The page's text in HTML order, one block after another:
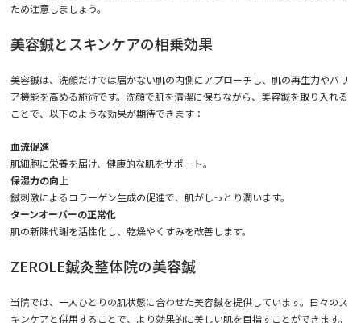
ため注意しましょう。
美容鍼とスキンケアの相乗効果
美容鍼は、洗顔だけでは届かない肌の内側にアプローチし、肌の再生力やバリ
ア機能を高める施術です。洗顔で肌を清潔に保ちながら、美容鍼を取り入れる
ことで、以下のような効果が期待できます：
血流促進
肌細胞に栄養を届け、健康的な肌をサポート。
保湿力の向上
鍼刺激によるコラーゲン生成の促進で、肌がしっとり潤います。
ターンオーバーの正常化
肌の新陳代謝を活性化し、乾燥やくすみを改善します。
ZEROLE鍼灸整体院の美容鍼
当院では、一人ひとりの肌状態に合わせた美容鍼を提供しています。日々のス
キンケアと併用することで、より効果的に美しい肌を目指すことができます。